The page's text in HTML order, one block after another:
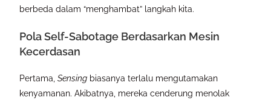
berbeda dalam “menghambat” langkah kita.
Pola Self-Sabotage Berdasarkan Mesin
Kecerdasan
Pertama,Sensing biasanya terlalu mengutamakan
kenyamanan. Akibatnya, mereka cenderung menolak